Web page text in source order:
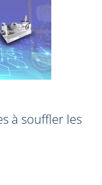
à souffler les